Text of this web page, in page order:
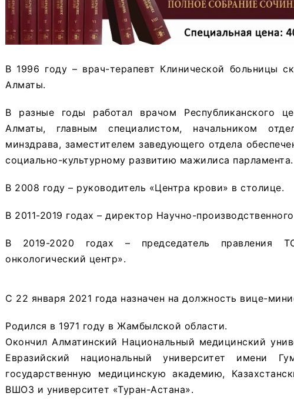
В 1996 году – врач-терапевт Клинической больницы
Алматы.
В разные годы работал врачом Республиканского
Алматы, главным специалистом, начальником
минздрава, заместителем заведующего отдела
социально-культурному развитию мажилиса парламента.
В 2008 году – руководитель «Центра крови» в столице.
В 2011-2019 годах – директор Научно-
В 2019-2020 годах – председатель правления
онкологический центр».
С 22 января 2021 года назначен на должность вице-
Родился в 1971 году в Жамбылской области.
Окончил Алматинский Национальный медицинский
Евразийский национальный университет имени
государственную медицинскую академию,
ВШОЗ и университет «Туран-Астана».